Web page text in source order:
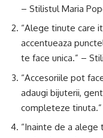
– Stilistul Maria
“Alege tinute care
accentueaza
te face unica.” –
“Accesoriile pot
adaugi bijuterii,
completeze
“Inainte de a alege